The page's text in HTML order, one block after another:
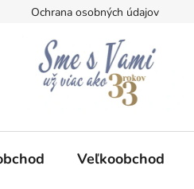
Ochrana osobných údajov
Veľkoobchod